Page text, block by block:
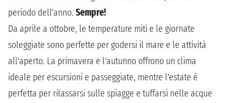
periodo dell'anno. Sempre!
Da aprile a ottobre, le temperature miti e le giornate
soleggiate sono perfette per godersi il mare e le attività
all'aperto. La primavera e l'autunno offrono un clima
ideale per escursioni e passeggiate, mentre l'estate è
perfetta per rilassarsi sulle spiagge e tuffarsi nelle acque